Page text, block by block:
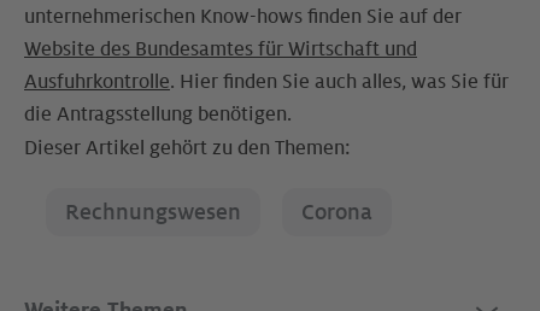
unternehmerischen Know-hows finden Sie auf der
Website des Bundesamtes für Wirtschaft und
Ausfuhrkontrolle. Hier finden Sie auch alles, was Sie für
die Antragsstellung benötigen.
Dieser Artikel gehört zu den Themen:
Rechnungswesen Corona